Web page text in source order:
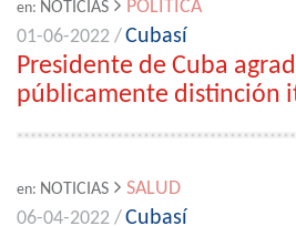
en: NOTICIAS
POLÍTICA
01-06-2022 /Cubasí
Presidente de Cuba
públicamente distinción
en: NOTICIAS
SALUD
06-04-2022 /Cubasí